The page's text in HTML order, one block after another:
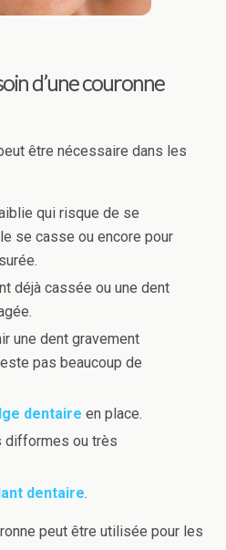
d’unecouronne
être nécessaire dans les
qui risque de se
se casse ou encore pour
déjà cassée ou une dent
une dent gravement
pas beaucoup de
dentaire en place.
difformes ou très
dentaire.
peut être utilisée pour les